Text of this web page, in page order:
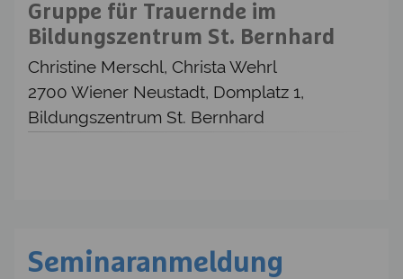
Gruppe für Trauernde im
Bildungszentrum St. Bernhard
Christine Merschl, Christa Wehrl
2700 Wiener Neustadt, Domplatz 1,
Bildungszentrum St. Bernhard
Seminaranmeldung